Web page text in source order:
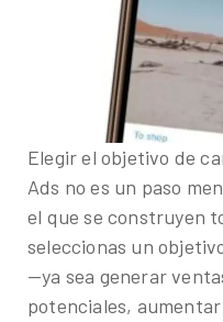
Elegir el objetivo de
Ads no es un paso
el que se construyen
seleccionas un
—ya sea generar
potenciales,